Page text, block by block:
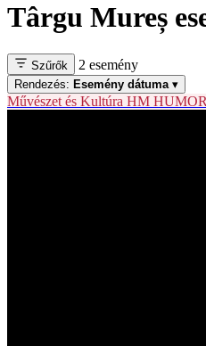
Târgu Mureș
Szűrők 2 esemény
Rendezés: Esemény dátuma ▾
Művészet és Kultúra HM